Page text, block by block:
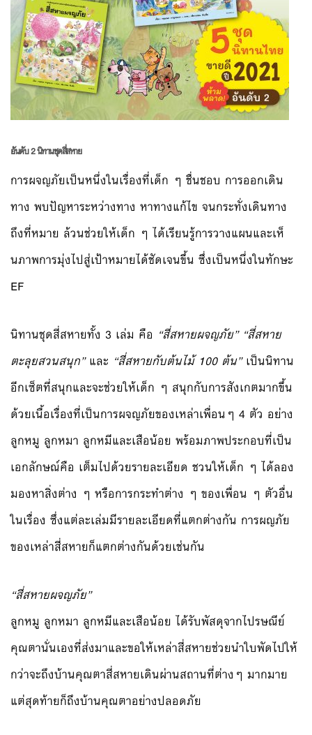
อันดับ 2 นิทานชุดสี่สหาย
การผจญภัยเป็นหนึ่งในเรื่องที่เด็ก ๆ ชื่นชอบ การออกเดิน
ทาง พบปัญหาระหว่างทาง หาทางแก้ไข จนกระทั่งเดินทาง
ถึงที่หมาย ล้วนช่วยให้เด็ก ๆ ได้เรียนรู้การวางแผนและเห็
นภาพการมุ่งไปสู่เป้าหมายได้ชัดเจนขึ้น ซึ่งเป็นหนึ่งในทักษะ
EF
นิทานชุดสี่สหายทั้ง 3 เล่ม คือ “สี่สหายผจญภัย” “สี่สหาย
ตะลุยสวนสนุก”และ “สี่สหายกับต้นไม้ 100 ต้น”เป็นนิทาน
อีกเซ็ตที่สนุกและจะช่วยให้เด็ก ๆ สนุกกับการสังเกตมากขึ้น
ด้วยเนื้อเรื่องที่เป็นการผจญภัยของเหล่าเพื่อนๆ 4 ตัว อย่าง
ลูกหมู ลูกหมา ลูกหมีและเสือน้อย พร้อมภาพประกอบที่เป็น
เอกลักษณ์คือ เต็มไปด้วยรายละเอียด ชวนให้เด็ก ๆ ได้ลอง
มองหาสิ่งต่าง ๆ หรือการกระทำต่าง ๆ ของเพื่อน ๆ ตัวอื่น
ในเรื่อง ซึ่งแต่ละเล่มมีรายละเอียดที่แตกต่างกัน การผญภัย
ของเหล่าสี่สหายก็แตกต่างกันด้วยเช่นกัน
“สี่สหายผจญภัย”
ลูกหมู ลูกหมา ลูกหมีและเสือน้อย ได้รับพัสดุจากไปรษณีย์
คุณตานั่นเองที่ส่งมาและขอให้เหล่าสี่สหายช่วยนำใบพัดไปให้
กว่าจะถึงบ้านคุณตาสี่สหายเดินผ่านสถานที่ต่างๆ มากมาย
แต่สุดท้ายก็ถึงบ้านคุณตาอย่างปลอดภัย